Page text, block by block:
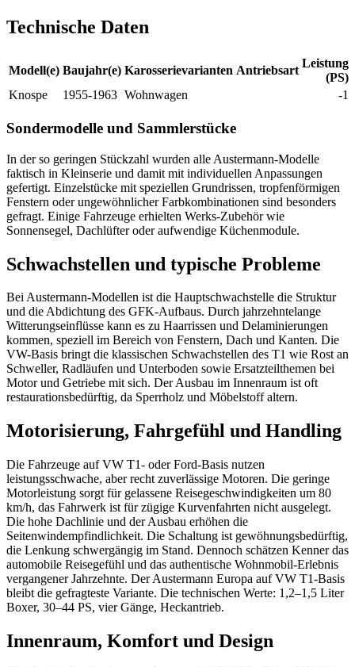
Technische Daten
Modell(e) Baujahr(e) Karosserievarianten Antriebsart
Leistung
(PS)
Knospe 1955-1963 Wohnwagen -1
Sondermodelle und Sammlerstücke
In der so geringen Stückzahl wurden alle Austermann-Modelle
faktisch in Kleinserie und damit mit individuellen Anpassungen
gefertigt. Einzelstücke mit speziellen Grundrissen, tropfenförmigen
Fenstern oder ungewöhnlicher Farbkombinationen sind besonders
gefragt. Einige Fahrzeuge erhielten Werks-Zubehör wie
Sonnensegel, Dachlüfter oder aufwendige Küchenmodule.
Schwachstellen und typische Probleme
Bei Austermann-Modellen ist die Hauptschwachstelle die Struktur
und die Abdichtung des GFK-Aufbaus. Durch jahrzehntelange
Witterungseinflüsse kann es zu Haarrissen und Delaminierungen
kommen, speziell im Bereich von Fenstern, Dach und Kanten. Die
VW-Basis bringt die klassischen Schwachstellen des T1 wie Rost an
Schweller, Radläufen und Unterboden sowie Ersatzteilthemen bei
Motor und Getriebe mit sich. Der Ausbau im Innenraum ist oft
restaurationsbedürftig, da Sperrholz und Möbelstoff altern.
Motorisierung, Fahrgefühl und Handling
Die Fahrzeuge auf VW T1- oder Ford-Basis nutzen
leistungsschwache, aber recht zuverlässige Motoren. Die geringe
Motorleistung sorgt für gelassene Reisegeschwindigkeiten um 80
km/h, das Fahrwerk ist für zügige Kurvenfahrten nicht ausgelegt.
Die hohe Dachlinie und der Ausbau erhöhen die
Seitenwindempfindlichkeit. Die Schaltung ist gewöhnungsbedürftig,
die Lenkung schwergängig im Stand. Dennoch schätzen Kenner das
automobile Reisegefühl und das authentische Wohnmobil-Erlebnis
vergangener Jahrzehnte. Der Austermann Europa auf VW T1-Basis
bleibt die gefragteste Variante. Die technischen Werte: 1,2–1,5 Liter
Boxer, 30–44 PS, vier Gänge, Heckantrieb.
Innenraum, Komfort und Design